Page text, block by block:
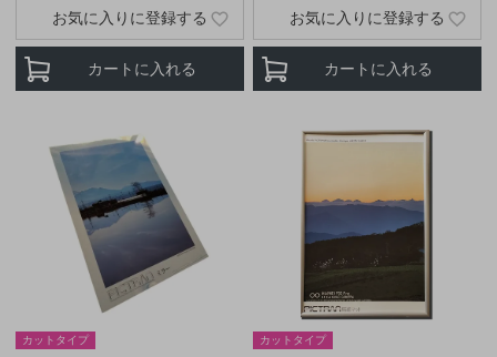
カートに入れる
お気に入りに登録する
カートに入れる
お気に入りに登録する
カットタイプ カットタイプ